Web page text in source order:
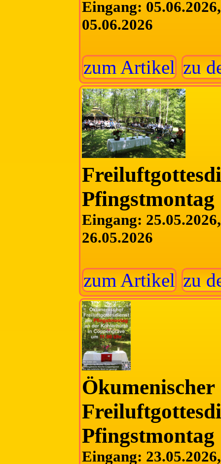
Eingang:
05.06.2026
zum Artikel zu
Pfingstmontag
Eingang:
26.05.2026
zum Artikel zu
Ökumenischer
Pfingstmontag
Eingang: